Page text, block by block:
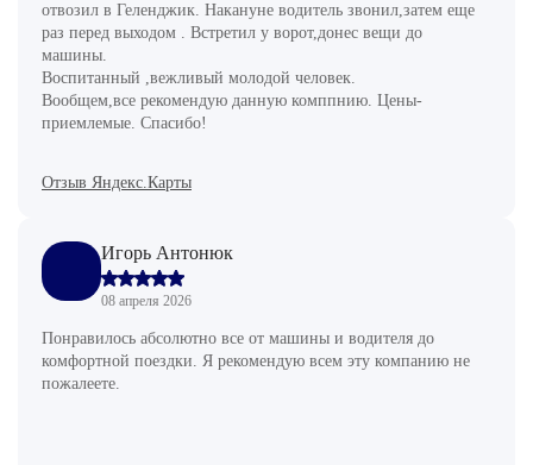
отвозил в Геленджик. Накануне водитель звонил,затем еще
раз перед выходом . Встретил у ворот,донес вещи до
машины.
Воспитанный ,вежливый молодой человек.
Вообщем,все рекомендую данную комппнию. Цены-
приемлемые. Спасибо!
Отзыв Яндекс.Карты
Игорь Антонюк
08 апреля 2026
Понравилось абсолютно все от машины и водителя до
комфортной поездки. Я рекомендую всем эту компанию не
пожалеете.